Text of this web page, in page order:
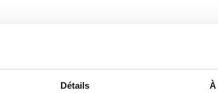
Détails À
LIENS